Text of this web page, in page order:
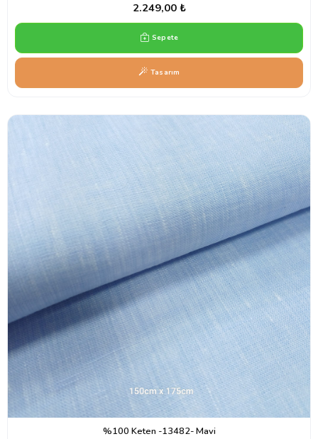
2.249,00 ₺
Sepete
Tasarım
%100 Keten -13482- Mavi